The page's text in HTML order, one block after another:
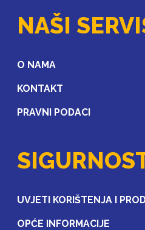
NAŠI
O NAMA
KONTAKT
PRAVNI PODACI
UVJETI KORIŠTENJA I
OPĆE INFORMACIJE